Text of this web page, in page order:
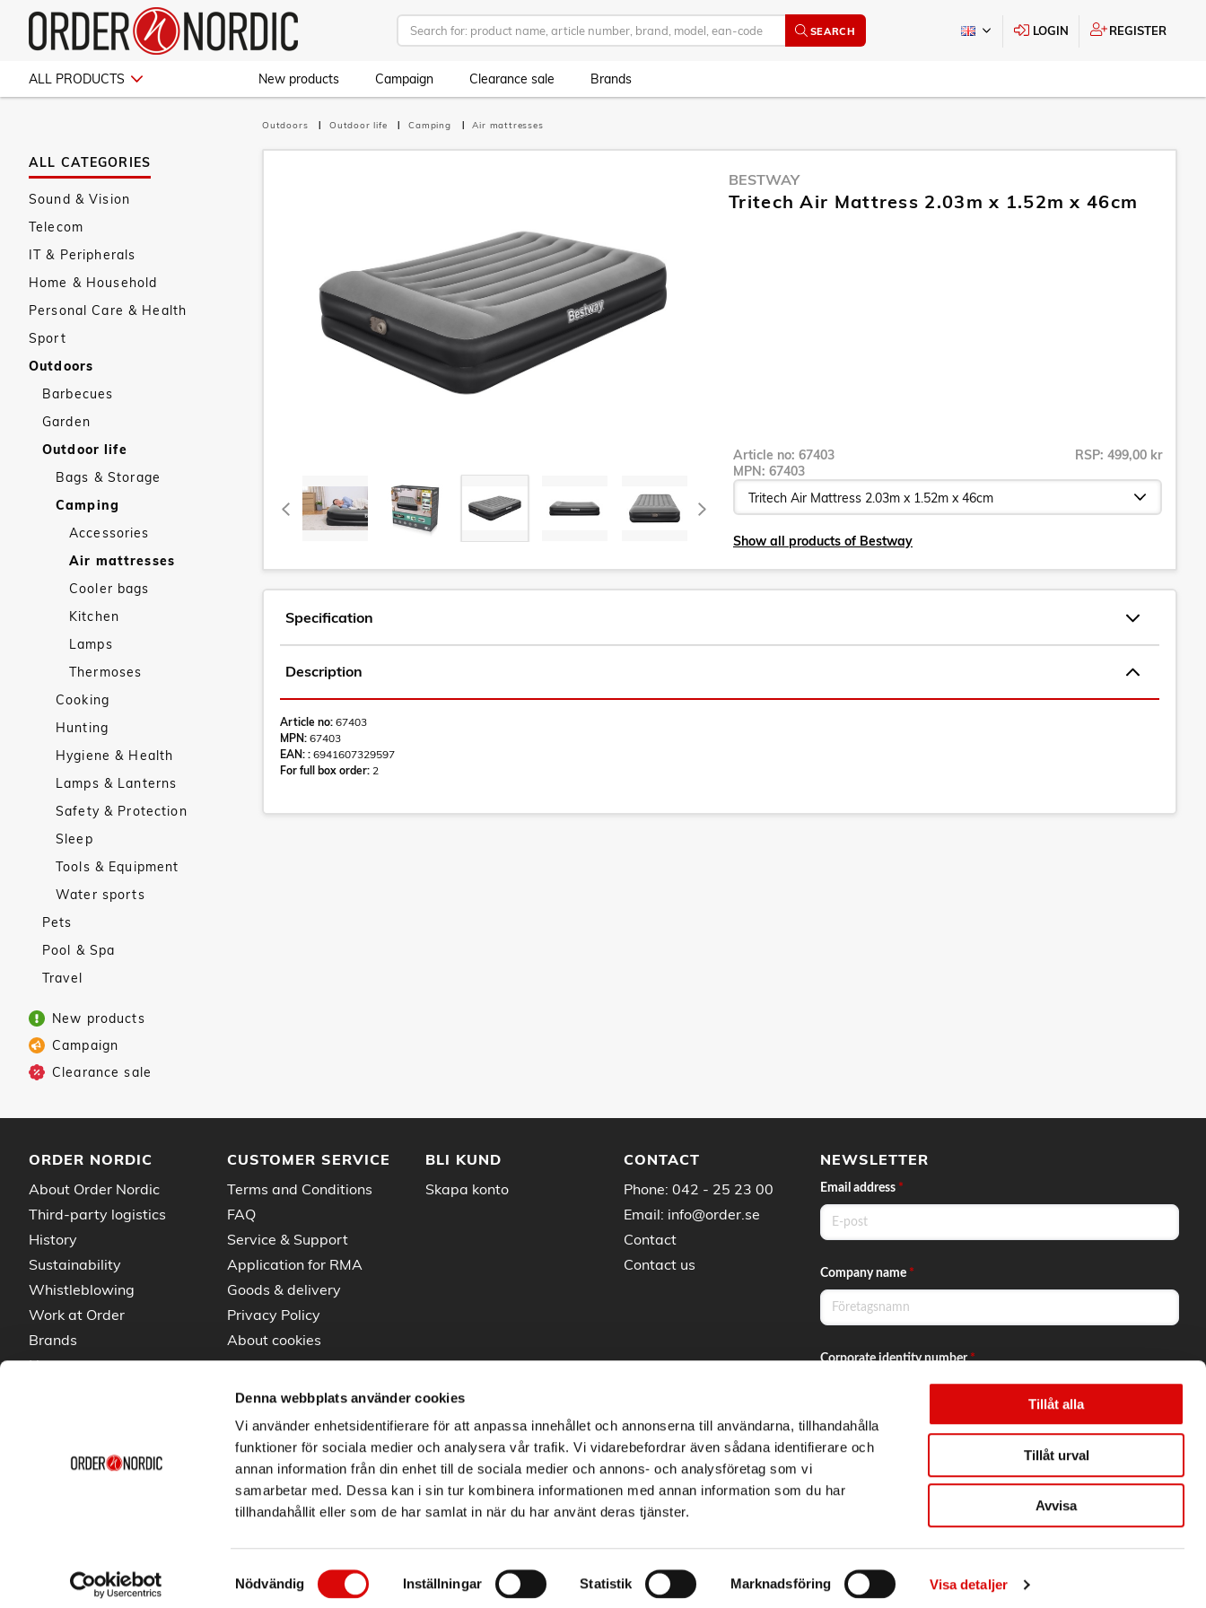
Denna webbplats använder cookies
Vi använder enhetsidentifierare för att anpassa innehållet och annonserna till användarna, tillhandahålla
funktioner för sociala medier och analysera vår trafik. Vi vidarebefordrar även sådana identifierare och
annan information från din enhet till de sociala medier och annons- och analysföretag som vi
samarbetar med. Dessa kan i sin tur kombinera informationen med annan information som du har
tillhandahållit eller som de har samlat in när du har använt deras tjänster.
Samtyckesval
Nödvändig Inställningar Statistik Marknadsföring Visa detaljer
Tillåt alla
Tillåt urval
Avvisa
SEARCH LOGIN REGISTER
ALL PRODUCTS New products Campaign Clearance sale Brands
ALL CATEGORIES
Sound & Vision
Telecom
IT & Peripherals
Home & Household
Personal Care & Health
Sport
Outdoors
Barbecues
Garden
Outdoor life
Bags & Storage
Camping
Accessories
Air mattresses
Cooler bags
Kitchen
Lamps
Thermoses
Cooking
Hunting
Hygiene & Health
Lamps & Lanterns
Safety & Protection
Sleep
Tools & Equipment
Water sports
Pets
Pool & Spa
Travel
New products
Campaign
Clearance sale
Outdoors Outdoor life Camping Air mattresses
BESTWAY
Tritech Air Mattress 2.03m x 1.52m x 46cm
Article no: 67403
MPN: 67403
RSP: 499,00 kr
Show all products of Bestway
Specification
Description
Article no: 67403
MPN: 67403
EAN: : 6941607329597
For full box order: 2
ORDER NORDIC
About Order Nordic
Third-party logistics
History
Sustainability
Whistleblowing
Work at Order
Brands
News
CUSTOMER SERVICE
Terms and Conditions
FAQ
Service & Support
Application for RMA
Goods & delivery
Privacy Policy
About cookies
BLI KUND
Skapa konto
CONTACT
Phone: 042 - 25 23 00
Email: info@order.se
Contact
Contact us
NEWSLETTER
Email address *
Company name *
Corporate identity number*
Yes, I want to subscribe to the newsletter.
Copyright © 2026 Order Nordic Site by Vendre